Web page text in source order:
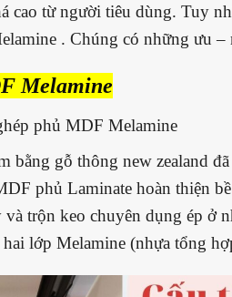
cao từ người tiêu dùng. Tuy
. Chúng có những ưu –
Melamine
phủ MDF Melamine
bằng gỗ thông new zealand
phủ Laminate hoàn thiện
trộn keo chuyên dụng ép ở
lớp Melamine (nhựa tổng